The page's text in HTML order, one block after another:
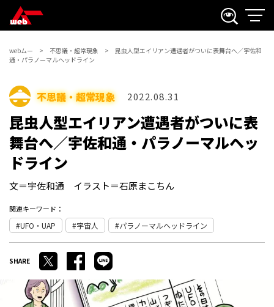
webムー 不思議・超常現象
昆虫人型エイリアン遭遇者がついに表舞台へ／宇佐和
通・パラノーマルヘッドライン
不思議・超常現象 2022.08.31
昆虫人型エイリアン遭遇者がついに表
舞台へ／宇佐和通・パラノーマルヘッ
ドライン
文＝宇佐和通 イラスト＝石原まこちん
関連キーワード：
UFO・UAP 宇宙人 パラノーマルヘッドライン